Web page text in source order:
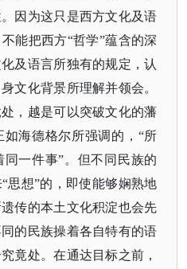
因为这只是西方文化及语
能把西方“哲学”蕴含的深
及语言所独有的规定，认
文化背景所理解并领会。
，越是可以突破文化的藩
海德格尔所强调的，“所
一件事”。但不同民族的
思想”的，即使能够娴熟地
传的本土文化积淀也会先
的民族操着各自特有的语
竟处。在通达目标之前，